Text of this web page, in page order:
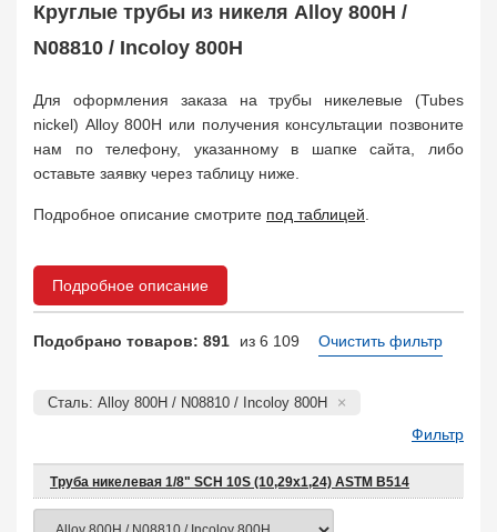
Поковка 35
Заказать в 1 клик
Круглые трубы из никеля Alloy 800H /
N08810 / Incoloy 800H
Для оформления заказа на трубы никелевые (Tubes
nickel) Alloy 800H или получения консультации позвоните
нам по телефону, указанному в шапке сайта, либо
оставьте заявку через таблицу ниже.
Подробное описание смотрите под таблицей
Подробное описание
Подобрано товаров: 891 из 6 109 Очистить фильтр
Сталь: Alloy 800H / N08810 / Incoloy 800H
Фильтр
Труба никелевая 1/8" SCH 10S (10,29х1,24) ASTM B514